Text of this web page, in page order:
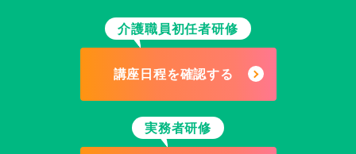
介護職員初任者研修
講座日程を確認する
実務者研修